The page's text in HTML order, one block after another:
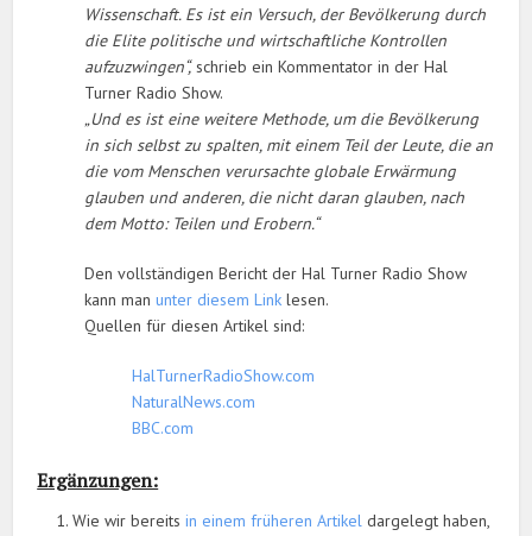
Wissenschaft. Es ist ein Versuch, der Bevölkerung durch
die Elite politische und wirtschaftliche Kontrollen
aufzuzwingen“,schrieb ein Kommentator in der Hal
Turner Radio Show.
„Und es ist eine weitere Methode, um die Bevölkerung
in sich selbst zu spalten, mit einem Teil der Leute, die an
die vom Menschen verursachte globale Erwärmung
glauben und anderen, die nicht daran glauben, nach
dem Motto: Teilen und Erobern.“
Den vollständigen Bericht der Hal Turner Radio Show
kann manunter diesem Link lesen.
Quellen für diesen Artikel sind:
HalTurnerRadioShow.com
NaturalNews.com
BBC.com
Ergänzungen:
Wie wir bereitsin einem früheren Artikel dargelegt haben,